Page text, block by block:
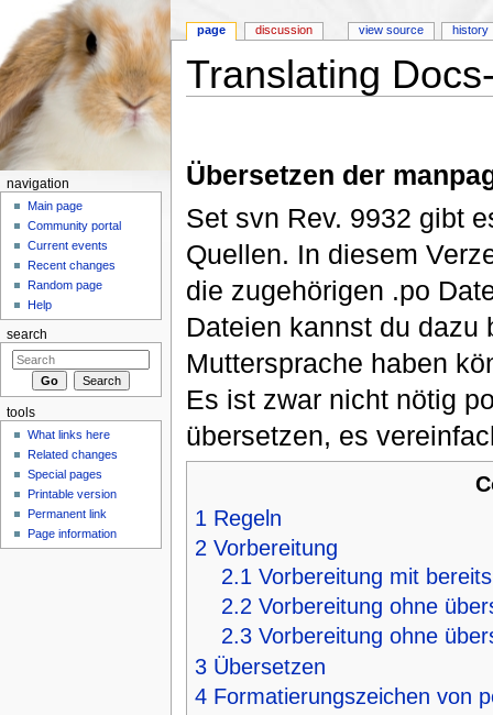
Translating
Übersetzen der
Set svn Rev. 9932 gibt
Quellen. In diesem
die zugehörigen .po
Dateien kannst du dazu
Muttersprache haben
Es ist zwar nicht nötig
übersetzen, es
1 Regeln
2 Vorbereitung
2.1 Vorbereitung mit
2.2 Vorbereitung ohne
2.3 Vorbereitung ohne
3 Übersetzen
4 Formatierungszeichen von
page discussion view source history
navigation
Main page
Community portal
Current events
Recent changes
Random page
Help
search
tools
What links here
Related changes
Special pages
Printable version
Permanent link
Page information